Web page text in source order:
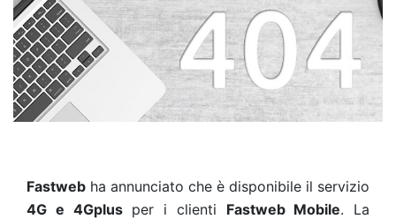
Fastweb ha annunciato che è disponibile il servizio
4G e 4Gplusper i clienti Fastweb Mobile. La